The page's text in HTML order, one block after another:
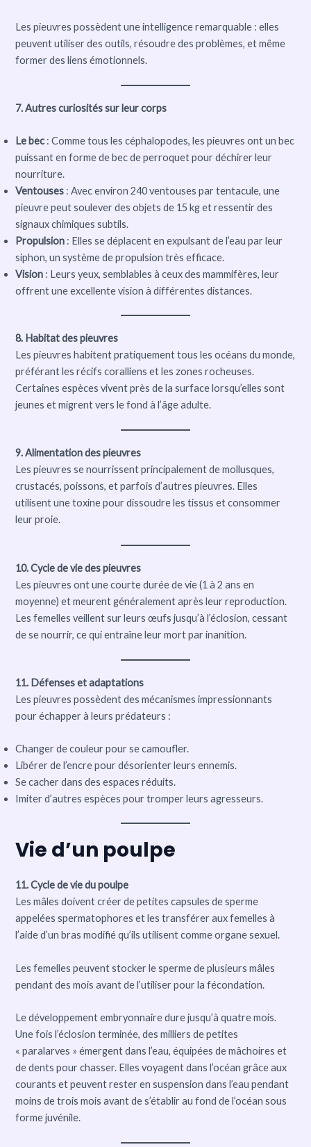
Les pieuvres possèdent une intelligence remarquable : elles
peuvent utiliser des outils, résoudre des problèmes, et même
former des liens émotionnels.
7. Autres curiosités sur leur corps
Le bec: Comme tous les céphalopodes, les pieuvres ont un bec
puissant en forme de bec de perroquet pour déchirer leur
nourriture.
Ventouses : Avec environ 240 ventouses par tentacule, une
pieuvre peut soulever des objets de 15 kg et ressentir des
signaux chimiques subtils.
Propulsion : Elles se déplacent en expulsant de l’eau par leur
siphon, un système de propulsion très efficace.
Vision : Leurs yeux, semblables à ceux des mammifères, leur
offrent une excellente vision à différentes distances.
8. Habitat des pieuvres
Les pieuvres habitent pratiquement tous les océans du monde,
préférant les récifs coralliens et les zones rocheuses.
Certaines espèces vivent près de la surface lorsqu’elles sont
jeunes et migrent vers le fond à l’âge adulte.
9. Alimentation des pieuvres
Les pieuvres se nourrissent principalement de mollusques,
crustacés, poissons, et parfois d’autres pieuvres. Elles
utilisent une toxine pour dissoudre les tissus et consommer
leur proie.
10. Cycle de vie des pieuvres
Les pieuvres ont une courte durée de vie (1 à 2 ans en
moyenne) et meurent généralement après leur reproduction.
Les femelles veillent sur leurs œufs jusqu’à l’éclosion, cessant
de se nourrir, ce qui entraîne leur mort par inanition.
11. Défenses et adaptations
Les pieuvres possèdent des mécanismes impressionnants
pour échapper à leurs prédateurs :
Changer de couleur pour se camoufler.
Libérer de l’encre pour désorienter leurs ennemis.
Se cacher dans des espaces réduits.
Imiter d’autres espèces pour tromper leurs agresseurs.
Vie d’un poulpe
11. Cycle de vie du poulpe
Les mâles doivent créer de petites capsules de sperme
appelées spermatophores et les transférer aux femelles à
l’aide d’un bras modifié qu’ils utilisent comme organe sexuel.
Les femelles peuvent stocker le sperme de plusieurs mâles
pendant des mois avant de l’utiliser pour la fécondation.
Le développement embryonnaire dure jusqu’à quatre mois.
Une fois l’éclosion terminée, des milliers de petites
« paralarves » émergent dans l’eau, équipées de mâchoires et
de dents pour chasser. Elles voyagent dans l’océan grâce aux
courants et peuvent rester en suspension dans l’eau pendant
moins de trois mois avant de s’établir au fond de l’océan sous
forme juvénile.